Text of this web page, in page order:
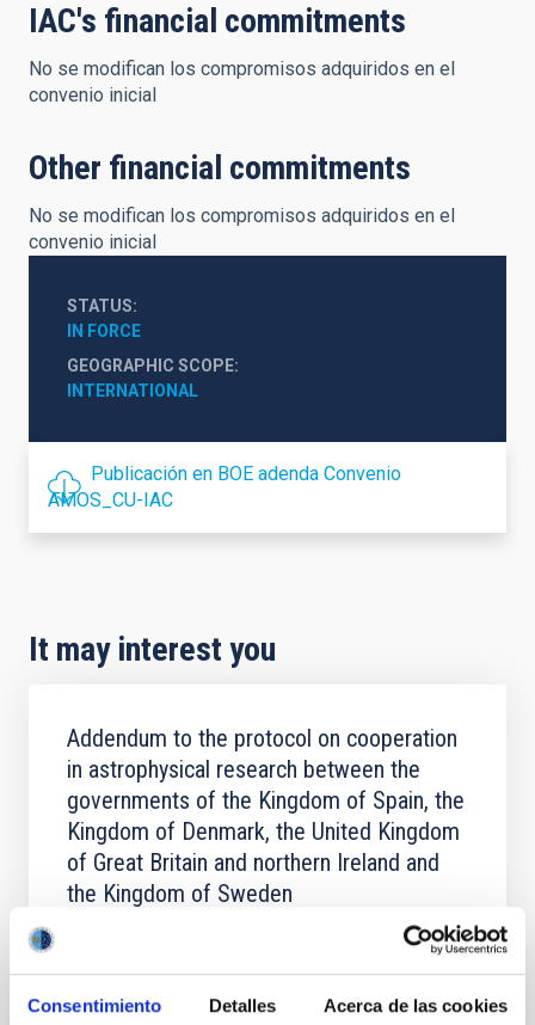
Consentimiento Detalles Acerca de las cookies
IAC's financial commitments
No se modifican los compromisos adquiridos en el
convenio inicial
Other financial commitments
No se modifican los compromisos adquiridos en el
convenio inicial
STATUS
IN FORCE
GEOGRAPHIC SCOPE
INTERNATIONAL
Publicación en BOE adenda Convenio
AMOS_CU-IAC
It may interest you
Addendum to the protocol on cooperation
in astrophysical research between the
governments of the Kingdom of Spain, the
Kingdom of Denmark, the United Kingdom
of Great Britain and northern Ireland and
the Kingdom of Sweden
In view of the request by the Federal Republic of
governments of the Kingdom of Spain, the Kingdom